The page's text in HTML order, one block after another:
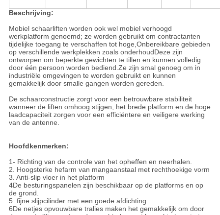
Beschrijving:
Mobiel schaarliften worden ook wel mobiel verhoogd
werkplatform genoemd; ze worden gebruikt om contractanten
tijdelijke toegang te verschaffen tot hoge,Onbereikbare gebieden
op verschillende werkplekken zoals onderhoudDeze zijn
ontworpen om beperkte gewichten te tillen en kunnen volledig
door één persoon worden bediend.Ze zijn smal genoeg om in
industriële omgevingen te worden gebruikt en kunnen
gemakkelijk door smalle gangen worden gereden.
De schaarconstructie zorgt voor een betrouwbare stabiliteit
wanneer de liften omhoog stijgen, het brede platform en de hoge
laadcapaciteit zorgen voor een efficiëntere en veiligere werking
van de antenne.
Hoofdkenmerken:
1- Richting van de controle van het opheffen en neerhalen.
2. Hoogsterke hefarm van mangaanstaal met rechthoekige vorm
3. Anti-slip vloer in het platform
4De besturingspanelen zijn beschikbaar op de platforms en op
de grond.
5. fijne slijpcilinder met een goede afdichting
6De netjes opvouwbare tralies maken het gemakkelijk om door